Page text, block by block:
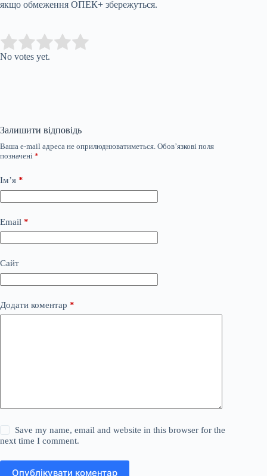
якщо обмеження ОПЕК+ збережуться.
Rate this item:
No votes yet.
Залишити відповідь
Ваша e-mail адреса не оприлюднюватиметься. Обов’язкові поля
позначені *
Ім’я *
Email *
Сайт
Додати коментар *
Save my name, email and website in this browser for the
next time I comment.
Опублікувати коментар